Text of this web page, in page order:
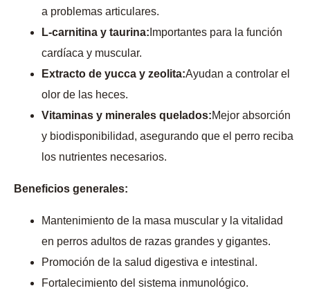
a problemas articulares.
L-carnitina y taurina: Importantes para la función
cardíaca y muscular.
Extracto de yucca y zeolita:Ayudan a controlar el
olor de las heces.
Vitaminas y minerales quelados:Mejor absorción
y biodisponibilidad, asegurando que el perro reciba
los nutrientes necesarios.
Beneficios generales:
Mantenimiento de la masa muscular y la vitalidad
en perros adultos de razas grandes y gigantes.
Promoción de la salud digestiva e intestinal.
Fortalecimiento del sistema inmunológico.